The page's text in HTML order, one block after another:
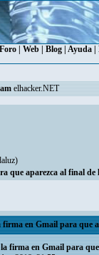
Foro| Web| Blog| Ayuda|
elhacker.NET
)
que aparezca al final de
en Gmail para que
firma en Gmail para